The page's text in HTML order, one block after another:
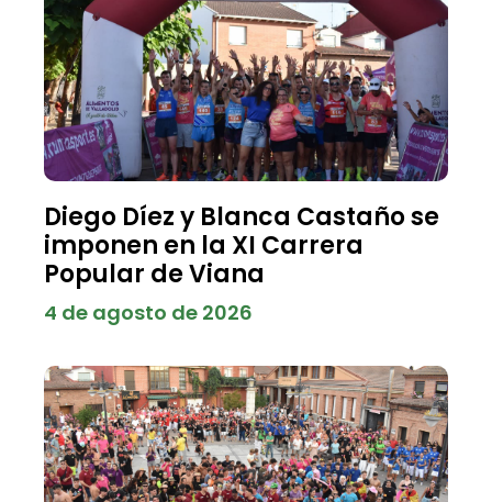
Diego Díez y Blanca Castaño se
imponen en la XI Carrera
Popular de Viana
4 de agosto de 2026